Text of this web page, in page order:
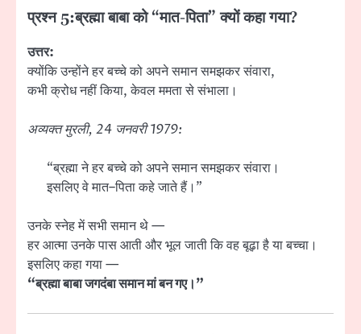
प्रश्न 5:ब्रह्मा बाबा को “मात-पिता” क्यों कहा गया?
उत्तर:
क्योंकि उन्होंने हर बच्चे को अपने समान समझकर संवारा,
कभी क्रोध नहीं किया, केवल ममता से संभाला।
अव्यक्त मुरली, 24 जनवरी 1979:
“ब्रह्मा ने हर बच्चे को अपने समान समझकर संवारा।
इसलिए वे मात–पिता कहे जाते हैं।”
उनके स्नेह में सभी समान थे —
हर आत्मा उनके पास आती और भूल जाती कि वह बूढ़ा है या बच्चा।
इसलिए कहा गया —
“ब्रह्मा बाबा जगदंबा समान मां बन गए।”